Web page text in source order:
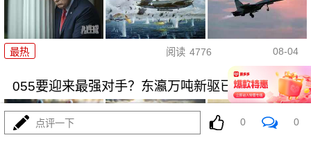
最热 阅读 4776 08-04
055要迎来最强对手？东瀛万吨新驱已上船台！
点评一下 0 0